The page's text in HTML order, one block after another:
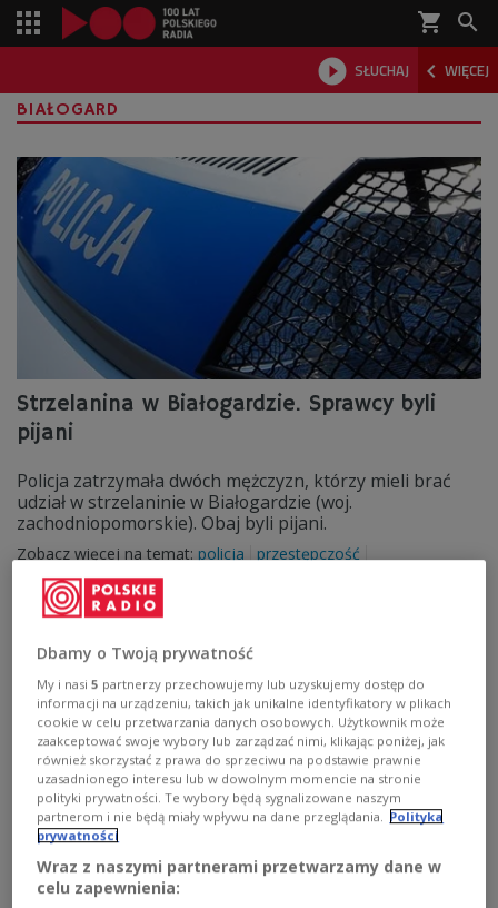
shopping_cart 
 SŁUCHAJ  WIĘCEJ

BIAŁOGARD
Strzelanina w Białogardzie. Sprawcy byli
pijani
Policja zatrzymała dwóch mężczyzn, którzy mieli brać
udział w strzelaninie w Białogardzie (woj.
zachodniopomorskie). Obaj byli pijani.
Zobacz więcej na temat: policja
przestępczość
Uniknie więzienia? Były proboszcz
skazany za pedofilię
Dbamy o Twoją prywatność
My i nasi5 partnerzy przechowujemy lub uzyskujemy dostęp do
informacji na urządzeniu, takich jak unikalne identyfikatory w plikach
cookie w celu przetwarzania danych osobowych. Użytkownik może
zaakceptować swoje wybory lub zarządzać nimi, klikając poniżej, jak
również skorzystać z prawa do sprzeciwu na podstawie prawnie
uzasadnionego interesu lub w dowolnym momencie na stronie
polityki prywatności. Te wybory będą sygnalizowane naszym
partnerom i nie będą miały wpływu na dane przeglądania. Polityka
prywatności
Wraz z naszymi partnerami przetwarzamy dane w
celu zapewnienia: